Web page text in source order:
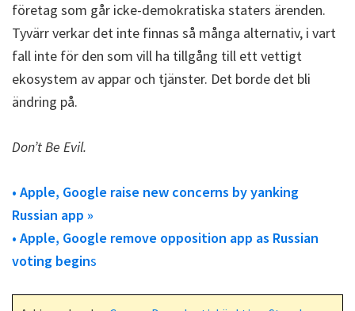
företag som går icke-demokratiska staters ärenden.
Tyvärr verkar det inte finnas så många alternativ, i vart
fall inte för den som vill ha tillgång till ett vettigt
ekosystem av appar och tjänster. Det borde det bli
ändring på.
Don’t Be Evil.
• Apple, Google raise new concerns by yanking
Russian app »
• Apple, Google remove opposition app as Russian
voting begins